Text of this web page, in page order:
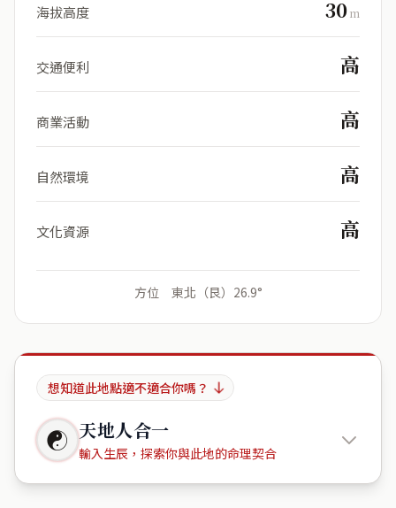
海拔高度 30m
交通便利 高
商業活動 高
自然環境 高
文化資源 高
方位 東北（艮）26.9°
想知道此地點適不適合你嗎？
☯ 天地人合一
輸入生辰，探索你與此地的命理契合